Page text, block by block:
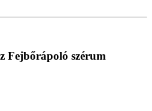
Fejbőrápoló szérum